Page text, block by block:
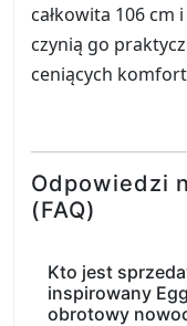
całkowita 106 cm
czynią go
ceniących
Odpowiedzi
(FAQ)
Kto jest
inspirowany
obrotowy